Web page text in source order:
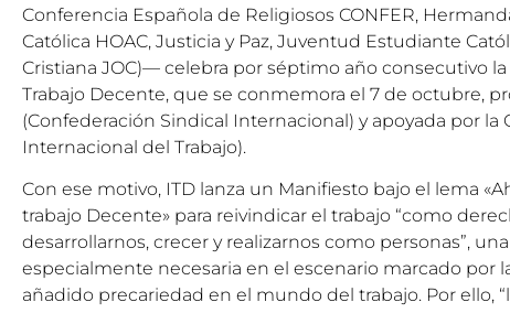
Conferencia Española de Religiosos CONFER,
Católica HOAC, Justicia y Paz, Juventud Estudiante
Cristiana JOC)— celebra por séptimo año consecutivo la
Trabajo Decente, que se conmemora el 7 de octubre,
(Confederación Sindical Internacional) y apoyada por la
Internacional del Trabajo).
Con ese motivo, ITD lanza un Manifiesto bajo el lema
trabajo Decente» para reivindicar el trabajo “como
desarrollarnos, crecer y realizarnos como personas”,
especialmente necesaria en el escenario marcado por
añadido precariedad en el mundo del trabajo. Por ello,